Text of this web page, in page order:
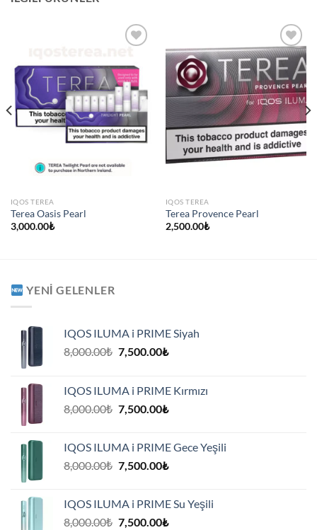
IQOS TEREA
Terea Oasis Pearl
3,000.00₺
IQOS TEREA
Terea Provence Pearl
2,500.00₺
YENI GELENLER
IQOS ILUMA i PRIME Siyah
8,000.00₺ Orijinal
7,500.00₺Şu
7,500.00₺.
IQOS ILUMA i PRIME Kırmızı
8,000.00₺ Orijinal
7,500.00₺Şu
7,500.00₺.
IQOS ILUMA i PRIME Gece Yeşili
8,000.00₺ Orijinal
7,500.00₺Şu
7,500.00₺.
IQOS ILUMA i PRIME Su Yeşili
8,000.00₺ Orijinal
7,500.00₺Şu